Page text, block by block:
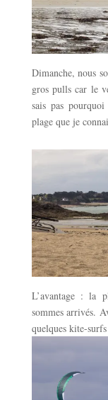
Dimanche, nous
gros pulls car le
sais pas
plage que je
L’avantage : la
sommes arrivés.
quelques kite-